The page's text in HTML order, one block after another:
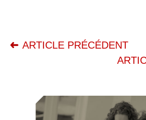
ARTICLE PRÉCÉDENT